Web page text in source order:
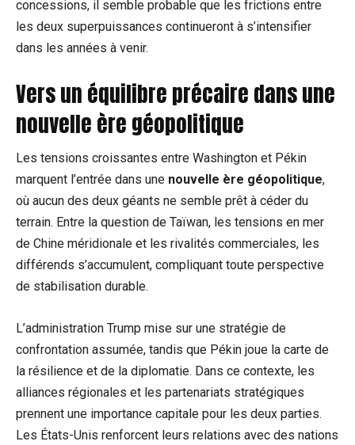
concessions, il semble probable que les frictions entre
les deux superpuissances continueront à s’intensifier
dans les années à venir.
Vers un équilibre précaire dans une
nouvelle ère géopolitique
Les tensions croissantes entre Washington et Pékin
marquent l’entrée dans une nouvelle ère géopolitique,
où aucun des deux géants ne semble prêt à céder du
terrain. Entre la question de Taïwan, les tensions en mer
de Chine méridionale et les rivalités commerciales, les
différends s’accumulent, compliquant toute perspective
de stabilisation durable.
L’administration Trump mise sur une stratégie de
confrontation assumée, tandis que Pékin joue la carte de
la résilience et de la diplomatie. Dans ce contexte, les
alliances régionales et les partenariats stratégiques
prennent une importance capitale pour les deux parties.
Les États-Unis renforcent leurs relations avec des nations